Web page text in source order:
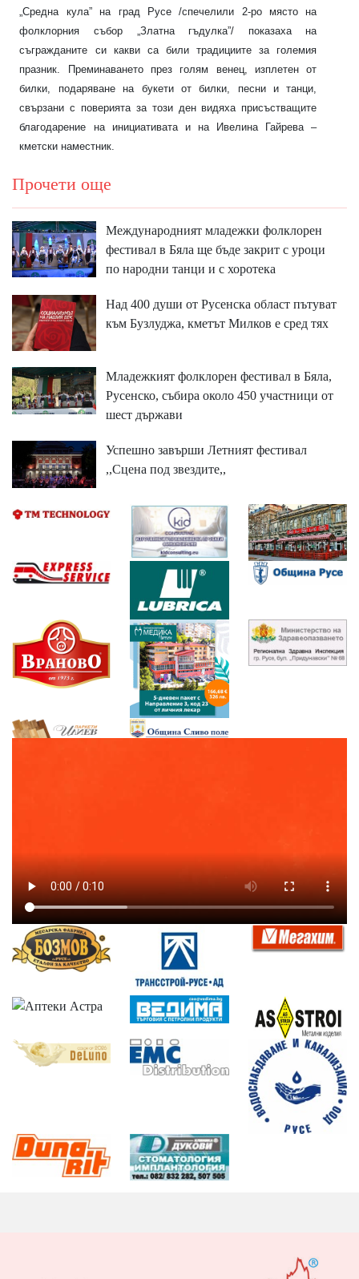
„Средна кула” на град Русе /спечелили 2-ро място на
фолклорния събор „Златна гъдулка”/ показаха на
съгражданите си какви са били традициите за големия
празник. Преминаването през голям венец, изплетен от
билки, подаряване на букети от билки, песни и танци,
свързани с поверията за този ден видяха присъстващите
благодарение на инициативата и на Ивелина Гайрева –
кметски наместник.
Прочети още
Международният младежки фолклорен
фестивал в Бяла ще бъде закрит с уроци
по народни танци и с хоротека
Над 400 души от Русенска област пътуват
към Бузлуджа, кметът Милков е сред тях
Младежкият фолклорен фестивал в Бяла,
Русенско, събира около 450 участници от
шест държави
Успешно завърши Летният фестивал
,,Сцена под звездите,,